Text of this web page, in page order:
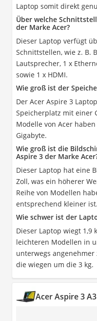
Laptop somit direkt
Über welche
der Marke Acer?
Dieser Laptop verfügt
Schnittstellen, wie z. B.
Lautsprecher, 1 x
sowie 1 x HDMI.
Wie groß ist der
Der Acer Aspire 3
Speicherplatz mit einer
Modelle von Acer
Gigabyte.
Wie groß ist die
Aspire 3 der Marke
Dieser Laptop hat eine
Zoll, was ein höherer
Reihe von Modellen
entsprechend kleiner ist.
Wie schwer ist der
Dieser Laptop wiegt
leichteren Modellen in
unterwegs
die wiegen um die 3 kg.
Acer Aspire 3